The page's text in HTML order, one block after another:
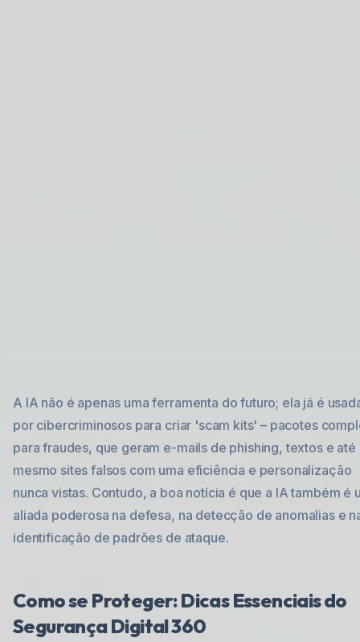
A IA não é apenas uma ferramenta do futuro; ela já é
por cibercriminosos para criar 'scam kits' – pacotes
para fraudes, que geram e-mails de phishing, textos e até
mesmo sites falsos com uma eficiência e personalização
nunca vistas. Contudo, a boa notícia é que a IA também é
aliada poderosa na defesa, na detecção de anomalias e
identificação de padrões de ataque.
Como se Proteger: Dicas Essenciais do
Segurança Digital 360